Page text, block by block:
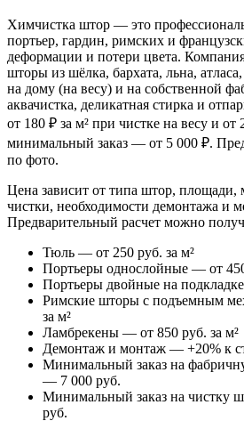
Химчистка штор — это
портьер, гардин, римских и
деформации и потери цвета.
шторы из шёлка, бархата, льна,
на дому (на весу) и на собственной
аквачистка, деликатная стирка и
от 180 ₽ за м² при чистке на весу и от
минимальный заказ — от 5 000 ₽.
по фото.
Цена зависит от типа штор, площади,
чистки, необходимости демонтажа и
Предварительный расчет можно
Тюль — от 250 руб. за м²
Портьеры однослойные — от
Портьеры двойные на
Римские шторы с подъемным
за м²
Ламбрекены — от 850 руб. за м²
Демонтаж и монтаж — +20% к
Минимальный заказ на
— 7 000 руб.
Минимальный заказ на чистку
руб.